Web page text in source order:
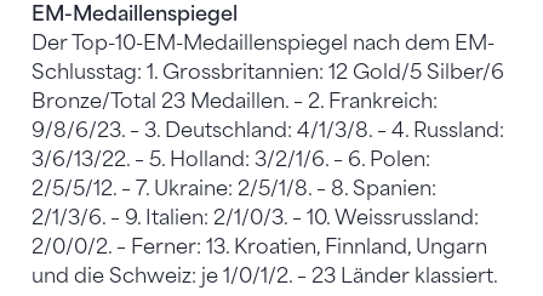
EM-Medaillenspiegel
Der Top-10-EM-Medaillenspiegel nach dem EM-
Schlusstag: 1. Grossbritannien: 12 Gold/5 Silber/6
Bronze/Total 23 Medaillen. – 2. Frankreich:
9/8/6/23. – 3. Deutschland: 4/1/3/8. – 4. Russland:
3/6/13/22. – 5. Holland: 3/2/1/6. – 6. Polen:
2/5/5/12. – 7. Ukraine: 2/5/1/8. – 8. Spanien:
2/1/3/6. – 9. Italien: 2/1/0/3. – 10. Weissrussland:
2/0/0/2. – Ferner: 13. Kroatien, Finnland, Ungarn
und die Schweiz: je 1/0/1/2. – 23 Länder klassiert.